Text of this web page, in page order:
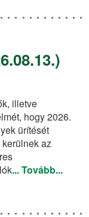
illetve
hogy 2026.
ürítését
az
... Tovább...